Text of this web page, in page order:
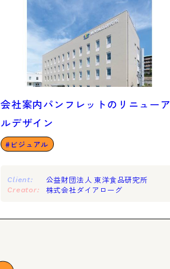
会社案内パンフレットのリニューア
ルデザイン
ビジュアル
Client: 公益財団法人 東洋食品研究所
Creator: 株式会社ダイアローグ